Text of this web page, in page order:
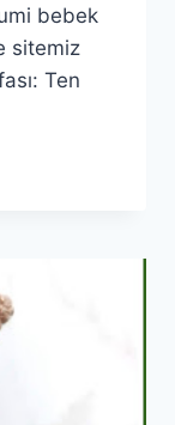
bebek
sitemiz
Ten